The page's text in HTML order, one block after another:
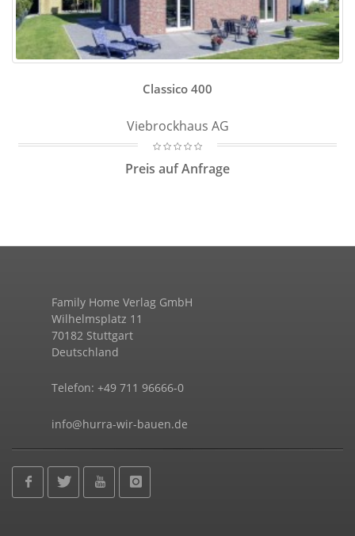
Classico 400
Viebrockhaus AG
Preis auf Anfrage
Family Home Verlag GmbH
Wilhelmsplatz 11
70182 Stuttgart
Deutschland
Telefon: +49 711 96666-0
info@hurra-wir-bauen.de